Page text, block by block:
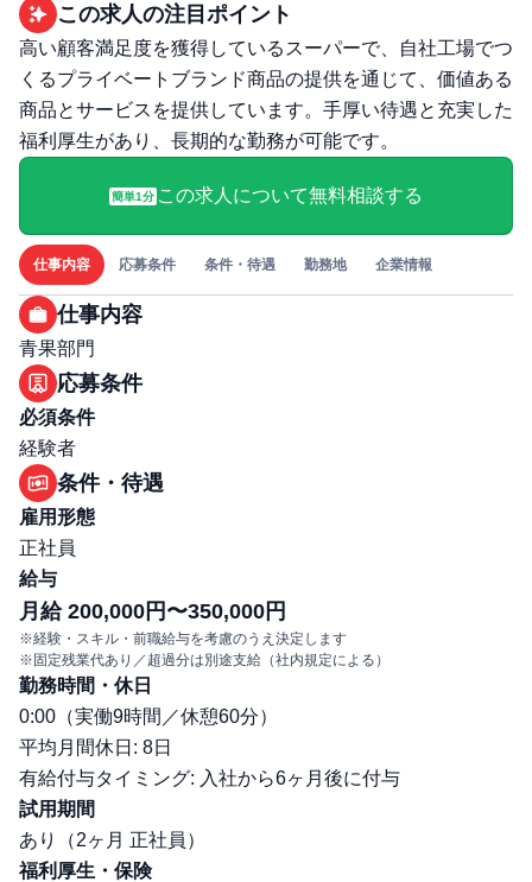
この求人の注目ポイント
高い顧客満足度を獲得しているスーパーで、自社工場でつ
くるプライベートブランド商品の提供を通じて、価値ある
商品とサービスを提供しています。手厚い待遇と充実した
福利厚生があり、長期的な勤務が可能です。
簡単1分 この求人について無料相談する
仕事内容 応募条件 条件・待遇 勤務地 企業情報
仕事内容
青果部門
応募条件
必須条件
経験者
条件・待遇
雇用形態
正社員
給与
月給 200,000円〜350,000円
※経験・スキル・前職給与を考慮のうえ決定します
※固定残業代あり／超過分は別途支給（社内規定による）
勤務時間・休日
0:00（実働9時間／休憩60分）
平均月間休日: 8日
有給付与タイミング: 入社から6ヶ月後に付与
試用期間
あり（2ヶ月 正社員）
福利厚生・保険